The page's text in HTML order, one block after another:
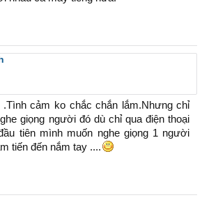
cảm ko chắc chắn lắm.Nhưng chỉ
giọng người đó dù chỉ qua điện thoại
tiên mình muốn nghe giọng 1 người
tiến đến nắm tay ....